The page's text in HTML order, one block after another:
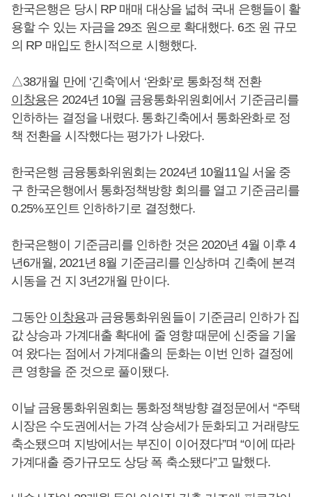
한국은행은 당시 RP 매매 대상을 넓혀 국내 은행들이 활
용할 수 있는 자금을 29조 원으로 확대했다. 6조 원 규모
의 RP 매입도 한시적으로 시행했다.
△38개월 만에 ‘긴축’에서 ‘완화’로 통화정책 전환
이창용은 2024년 10월 금융통화위원회에서 기준금리를
인하하는 결정을 내렸다. 통화긴축에서 통화완화로 정
책 전환을 시작했다는 평가가 나왔다.
한국은행 금융통화위원회는 2024년 10월11일 서울 중
구 한국은행에서 통화정책방향 회의를 열고 기준금리를
0.25%포인트 인하하기로 결정했다.
한국은행이 기준금리를 인하한 것은 2020년 4월 이후 4
년6개월, 2021년 8월 기준금리를 인상하며 긴축에 본격
시동을 건 지 3년2개월 만이다.
그동안 이창용과 금융통화위원들이 기준금리 인하가 집
값 상승과 가계대출 확대에 줄 영향 때문에 신중을 기울
여 왔다는 점에서 가계대출의 둔화는 이번 인하 결정에
큰 영향을 준 것으로 풀이됐다.
이날 금융통화위원회는 통화정책방향 결정문에서 “주택
시장은 수도권에서는 가격 상승세가 둔화되고 거래량도
축소됐으며 지방에서는 부진이 이어졌다”며 “이에 따라
가계대출 증가규모도 상당 폭 축소됐다”고 말했다.